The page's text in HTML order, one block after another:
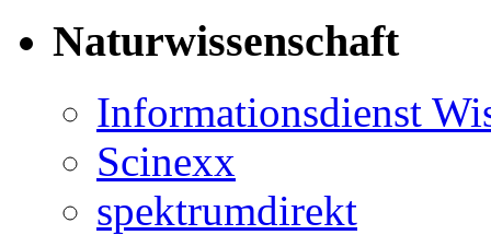
Naturwissenschaft
Informationsdienst
Scinexx
spektrumdirekt